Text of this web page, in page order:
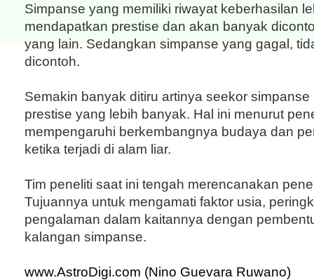
Simpanse yang memiliki riwayat keberhasilan
mendapatkan prestise dan akan banyak
yang lain. Sedangkan simpanse yang gagal,
dicontoh.
Semakin banyak ditiru artinya seekor
prestise yang lebih banyak. Hal ini menurut
mempengaruhi berkembangnya budaya dan
ketika terjadi di alam liar.
Tim peneliti saat ini tengah merencanakan
Tujuannya untuk mengamati faktor usia,
pengalaman dalam kaitannya dengan
kalangan simpanse.
www.AstroDigi.com (Nino Guevara Ruwano)